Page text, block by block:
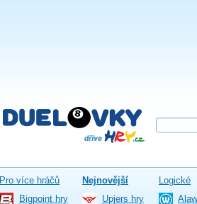
Pro více hráčů Nejnovější Logické
Bigpoint hry
Upjers hry